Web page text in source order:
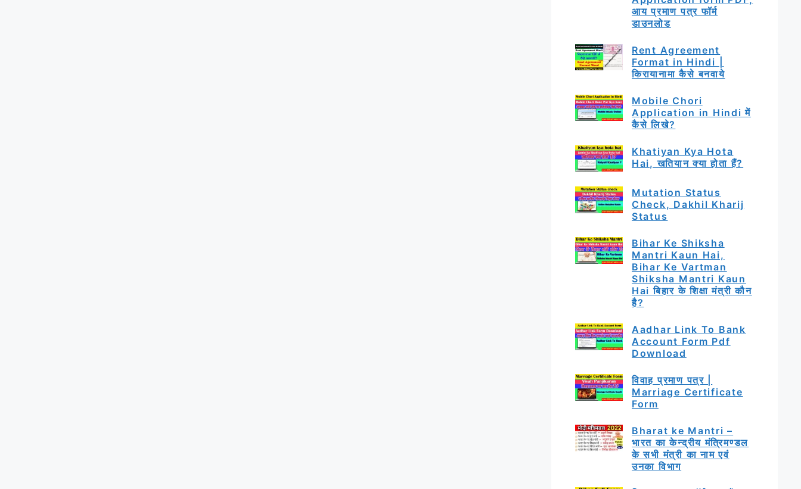
आय प्रमाण पत्र फॉर्म
डाउनलोड
Rent Agreement
Format in Hindi |
किरायानामा कैसे बनवाये
Mobile Chori
Application in Hindi में
कैसे लिखे?
Khatiyan Kya Hota
Hai, खतियान क्या होता हैं?
Mutation Status
Check, Dakhil Kharij
Status
Bihar Ke Shiksha
Mantri Kaun Hai,
Bihar Ke Vartman
Shiksha Mantri Kaun
Hai बिहार के शिक्षा मंत्री कौन
है?
Aadhar Link To Bank
Account Form Pdf
Download
विवाह प्रमाण पत्र |
Marriage Certificate
Form
Bharat ke Mantri –
भारत का केन्द्रीय मंत्रिमण्डल
के सभी मंत्री का नाम एवं
उनका विभाग